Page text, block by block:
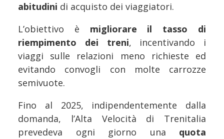
abitudini di acquisto dei viaggiatori.
L’obiettivo è migliorare il tasso di
riempimento dei treni, incentivando i
viaggi sulle relazioni meno richieste ed
evitando convogli con molte carrozze
semivuote.
Fino al 2025, indipendentemente dalla
domanda, l’Alta Velocità di Trenitalia
prevedeva ogni giorno una quota